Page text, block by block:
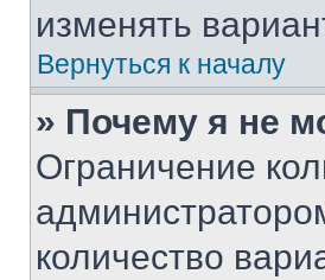
изменять
Вернуться к началу
» Почему я не
Ограничение
количество